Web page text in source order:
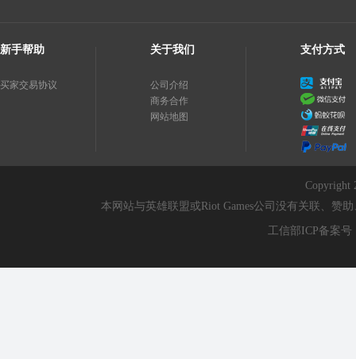
新手帮助
买家交易协议
关于我们
公司介绍
商务合作
网站地图
支付方式
Copyright
本网站与英雄联盟或Riot Games公司没有关联、赞
工信部ICP备案号